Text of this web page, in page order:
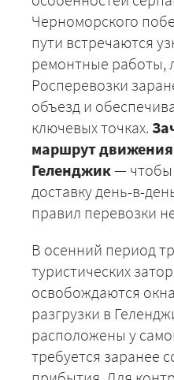
Черноморского
пути встречаются
ремонтные работы,
Росперевозки
объезд и
ключевых точках.
маршрут
Геленджик — чтобы
доставку день-в-
правил перевозки
В осенний период
туристических
освобождаются
разгрузки в
расположены у
требуется заранее